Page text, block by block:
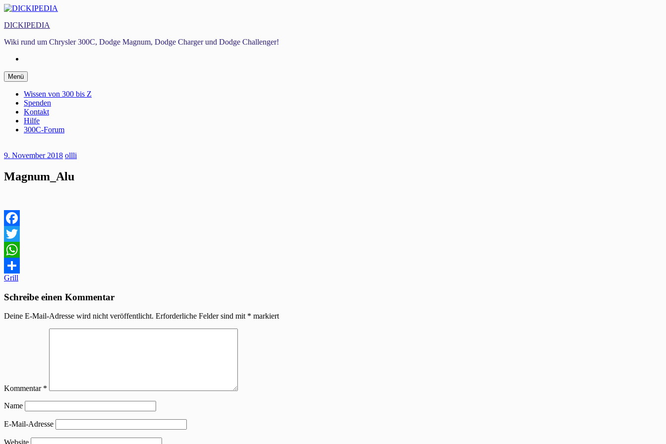
Zum
springen
DICKIPEDIA
Wiki rund um Chrysler 300C, Dodge Magnum, Dodge Charger und Dodge Challenger!
Menü Zum
Inhalt
springen
Wissen von 300 bis Z
Spenden
Kontakt
Hilfe
300C-Forum
9. November 2018 ollli
Magnum_Alu
Facebook
Twitter
WhatsApp
Teilen
Beitragsnavigation
Grill
Schreibe einen Kommentar
Deine E-Mail-Adresse wird nicht veröffentlicht. Erforderliche Felder sind mit * markiert
Kommentar *
Name
E-Mail-Adresse